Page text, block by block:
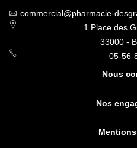
commercial@pharmacie-
1 Place des
33000 -
05-56-
Nous
Nos